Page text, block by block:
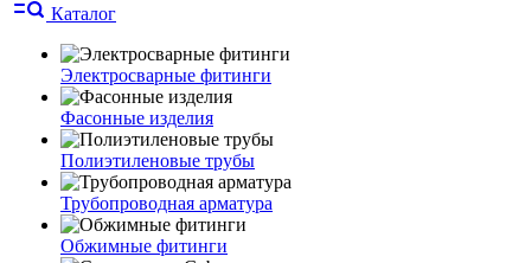
Каталог
Электросварные фитинги
Фасонные изделия
Полиэтиленовые трубы
Трубопроводная арматура
Обжимные фитинги